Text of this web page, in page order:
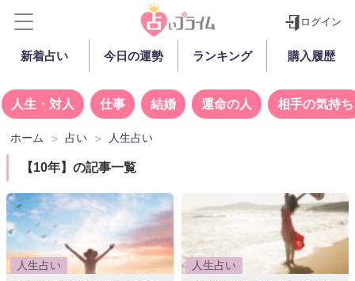
ログイン
新着占い 今日の運勢 ランキング 購入履歴
人生・対人 仕事 結婚 運命の人 相手の気持ち
ホーム 占い 人生占い
【10年】の記事一覧
人生占い
人生占い